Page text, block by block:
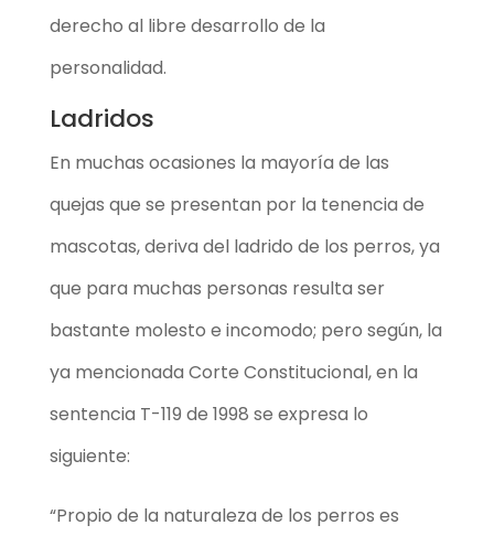
derecho al libre desarrollo de la
personalidad.
Ladridos
En muchas ocasiones la mayoría de las
quejas que se presentan por la tenencia de
mascotas, deriva del ladrido de los perros, ya
que para muchas personas resulta ser
bastante molesto e incomodo; pero según, la
ya mencionada Corte Constitucional, en la
sentencia T-119 de 1998 se expresa lo
siguiente:
“Propio de la naturaleza de los perros es